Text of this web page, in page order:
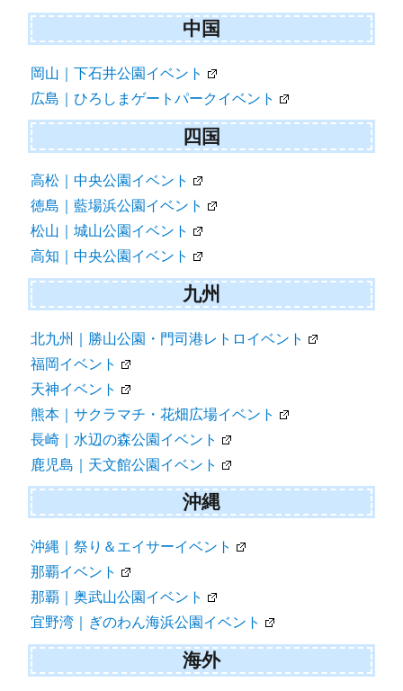
中国
岡山｜下石井公園イベント
広島｜ひろしまゲートパークイベント
四国
高松｜中央公園イベント
徳島｜藍場浜公園イベント
松山｜城山公園イベント
高知｜中央公園イベント
九州
北九州｜勝山公園・門司港レトロイベント
福岡イベント
天神イベント
熊本｜サクラマチ・花畑広場イベント
長崎｜水辺の森公園イベント
鹿児島｜天文館公園イベント
沖縄
沖縄｜祭り＆エイサーイベント
那覇イベント
那覇｜奥武山公園イベント
宜野湾｜ぎのわん海浜公園イベント
海外